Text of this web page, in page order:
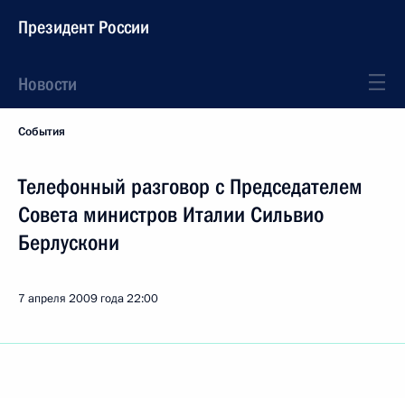
Президент России
Новости
События
Телефонный разговор с Председателем
Совета министров Италии Сильвио
Берлускони
7 апреля 2009 года22:00